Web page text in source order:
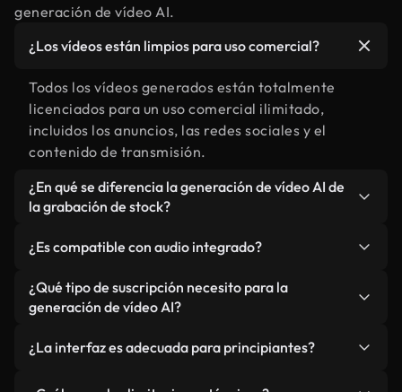
generación de vídeo AI.
¿Los vídeos están limpios para uso comercial?
Todos los vídeos generados están totalmente
licenciados para un uso comercial ilimitado,
incluidos los anuncios, las redes sociales y el
contenido de transmisión.
¿En qué se diferencia la generación de vídeo AI de
la grabación de stock?
visión creativa exacta, a diferencia de la búsqueda
a través de bibliotecas de stock preexistentes.
ofrece flexibilidad creativa ilimitada y contenido
único, nunca antes visto, sin restricciones de
licencia.
¿Es compatible con audio integrado?
Sí, Kling o3 4K puede generar audio sincronizado
que coincide naturalmente con el movimiento y la
¿Qué tipo de suscripción necesito para la
generación de vídeo AI?
planes Plus, Pro y Ultimate.Los miembros de Plus
¿La interfaz es adecuada para principiantes?